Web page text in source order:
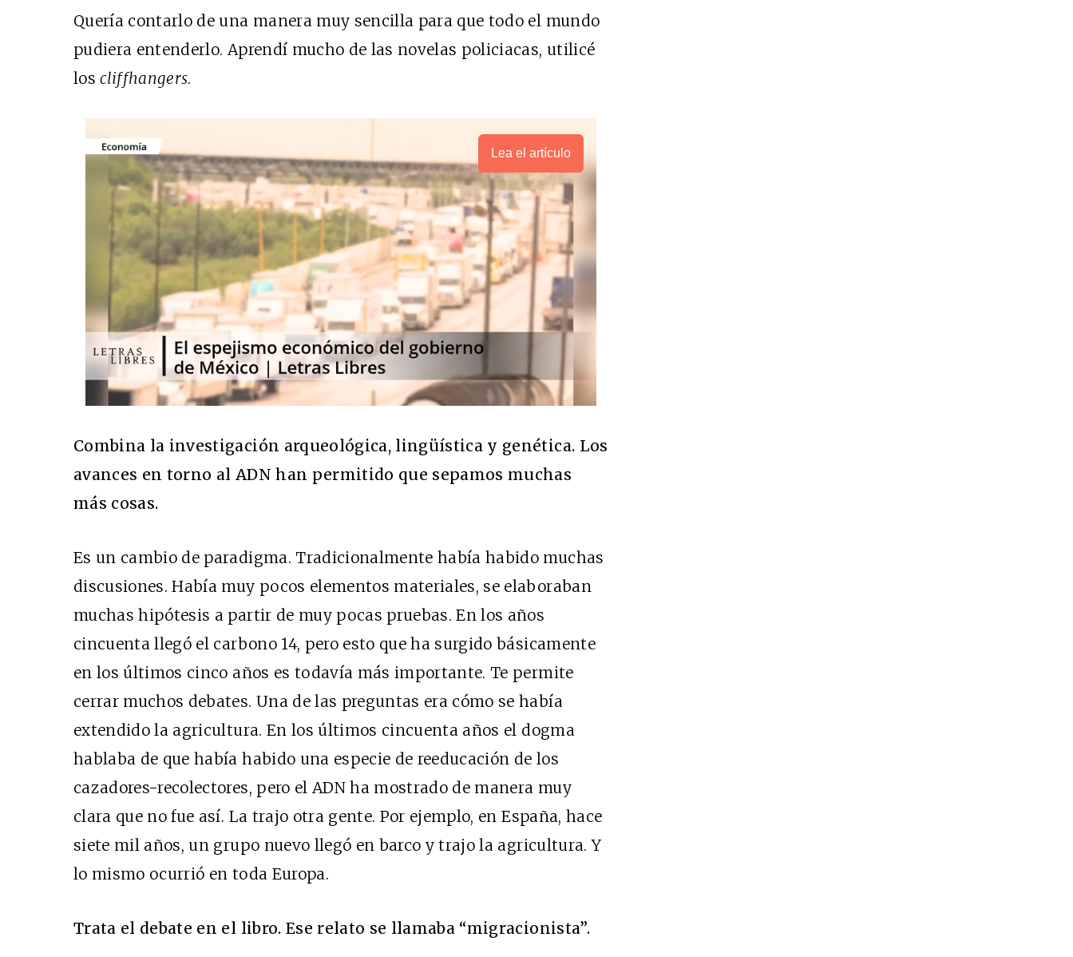
Quería contarlo de una manera muy sencilla para que todo el mundo
pudiera entenderlo. Aprendí mucho de las novelas policiacas, utilicé
loscliffhangers.
Lea el artículo
Combina la investigación arqueológica, lingüística y genética. Los
avances en torno al ADN han permitido que sepamos muchas
más cosas.
Es un cambio de paradigma. Tradicionalmente había habido muchas
discusiones. Había muy pocos elementos materiales, se elaboraban
muchas hipótesis a partir de muy pocas pruebas. En los años
cincuenta llegó el carbono 14, pero esto que ha surgido básicamente
en los últimos cinco años es todavía más importante. Te permite
cerrar muchos debates. Una de las preguntas era cómo se había
extendido la agricultura. En los últimos cincuenta años el dogma
hablaba de que había habido una especie de reeducación de los
cazadores-recolectores, pero el ADN ha mostrado de manera muy
clara que no fue así. La trajo otra gente. Por ejemplo, en España, hace
siete mil años, un grupo nuevo llegó en barco y trajo la agricultura. Y
lo mismo ocurrió en toda Europa.
Trata el debate en el libro. Ese relato se llamaba “migracionista”.